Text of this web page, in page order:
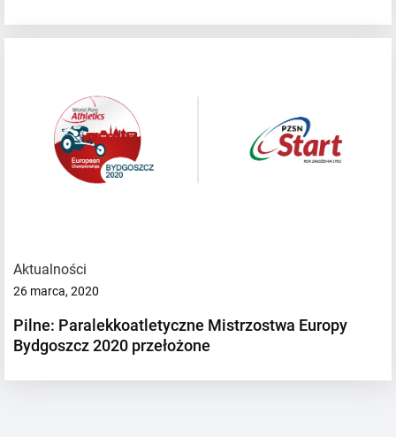
Aktualności
26 marca, 2020
Pilne: Paralekkoatletyczne Mistrzostwa Europy
Bydgoszcz 2020 przełożone